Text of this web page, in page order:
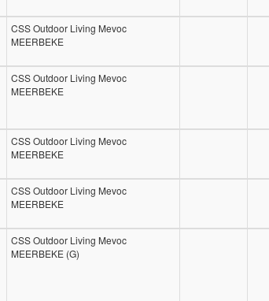
CSS Outdoor Living Mevoc
MEERBEKE
CSS Outdoor Living Mevoc
MEERBEKE
CSS Outdoor Living Mevoc
MEERBEKE
CSS Outdoor Living Mevoc
MEERBEKE
CSS Outdoor Living Mevoc
MEERBEKE (G)